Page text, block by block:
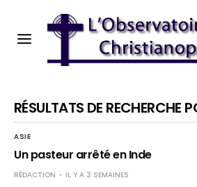
RÉSULTATS DE RECHERCHE
ASIE
Un pasteur arrêté en Inde
RÉDACTION IL Y A 3 SEMAINES